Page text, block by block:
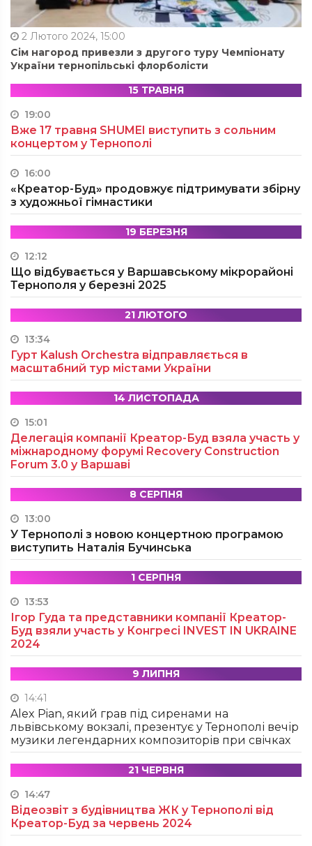
2 Лютого 2024, 15:00
Сім нагород привезли з другого туру Чемпіонату
України тернопільські флорболісти
15 ТРАВНЯ
19:00
Вже 17 травня SHUMEI виступить з сольним
концертом у Тернополі
16:00
«Креатор-Буд» продовжує підтримувати збірну
з художньої гімнастики
19 БЕРЕЗНЯ
12:12
Що відбувається у Варшавському мікрорайоні
Тернополя у березні 2025
21 ЛЮТОГО
13:34
Гурт Kalush Orchestra відправляється в
масштабний тур містами України
14 ЛИСТОПАДА
15:01
Делегація компанії Креатор-Буд взяла участь у
міжнародному форумі Recovery Construction
Forum 3.0 у Варшаві
8 СЕРПНЯ
13:00
У Тернополі з новою концертною програмою
виступить Наталія Бучинська
1 СЕРПНЯ
13:53
Ігор Гуда та представники компанії Креатор-
Буд взяли участь у Конгресі INVEST IN UKRAINE
2024
9 ЛИПНЯ
14:41
Alex Pian, який грав під сиренами на
львівському вокзалі, презентує у Тернополі вечір
музики легендарних композиторів при свічках
21 ЧЕРВНЯ
14:47
Відеозвіт з будівництва ЖК у Тернополі від
Креатор-Буд за червень 2024